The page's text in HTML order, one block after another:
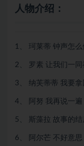
人物介绍：
1、 珂莱蒂 钟声怎么
2、 罗素 让我们一同
3、 纳芙蒂蒂 我要
4、 阿努 我再说一遍
5、 斯藻拉 故事的
6、 阿尔芒 不好意